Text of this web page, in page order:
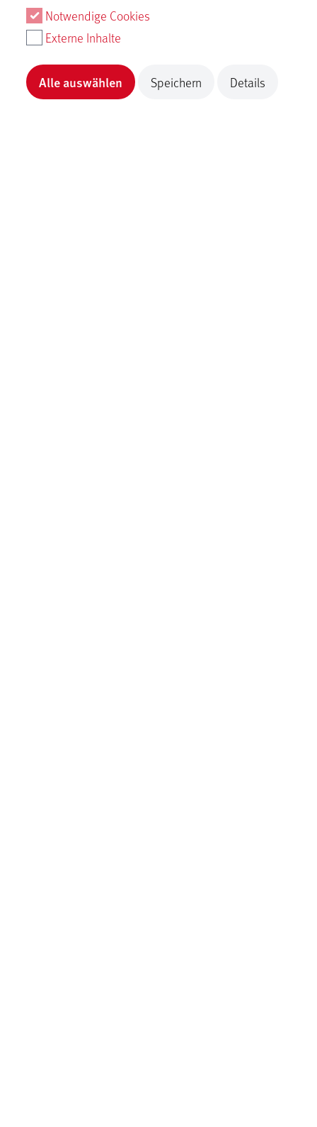
Notwendige Cookies
Externe Inhalte
Alle auswählen Speichern Details